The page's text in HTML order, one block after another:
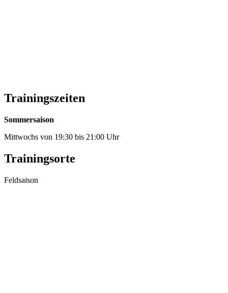
Trainingszeiten
Sommersaison
Mittwochs von 19:30 bis 21:00 Uhr
Trainingsorte
Feldsaison